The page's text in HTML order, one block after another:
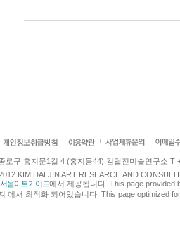
로구 홍지문1길 4 (홍지동44) 김달진미술연구소 T
KIM DALJIN ART RESEARCH AND
서울아트가이드에서 제공됩니다. This page provided
에서 최적화 되어있습니다. This page optimized